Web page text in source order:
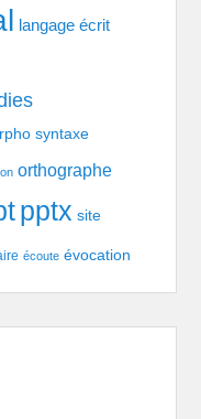
langage écrit
syntaxe
orthographe
pptx site
écoute évocation